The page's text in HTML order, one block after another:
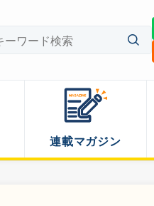
連載マガジン